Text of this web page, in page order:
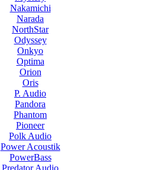
Nakamichi
Narada
NorthStar
Odyssey
Onkyo
Optima
Orion
Oris
P. Audio
Pandora
Phantom
Pioneer
Polk Audio
Power Acoustik
PowerBass
Predator Audio